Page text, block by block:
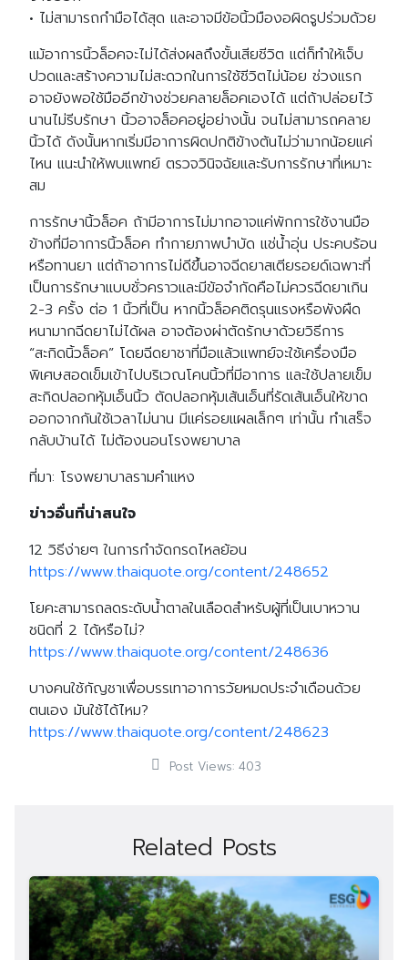
• ไม่สามารถกำมือได้สุด และอาจมีข้อนิ้วมืองอผิดรูปร่วมด้วย
แม้อาการนิ้วล็อคจะไม่ได้ส่งผลถึงขั้นเสียชีวิต แต่ก็ทำให้เจ็บ
ปวดและสร้างความไม่สะดวกในการใช้ชีวิตไม่น้อย ช่วงแรก
อาจยังพอใช้มืออีกข้างช่วยคลายล็อคเองได้ แต่ถ้าปล่อยไว้
นานไม่รีบรักษา นิ้วอาจล็อคอยู่อย่างนั้น จนไม่สามารถคลาย
นิ้วได้ ดังนั้นหากเริ่มมีอาการผิดปกติข้างต้นไม่ว่ามากน้อยแค่
ไหน แนะนำให้พบแพทย์ ตรวจวินิจฉัยและรับการรักษาที่เหมาะ
สม
การรักษานิ้วล็อค ถ้ามีอาการไม่มากอาจแค่พักการใช้งานมือ
ข้างที่มีอาการนิ้วล็อค ทำกายภาพบำบัด แช่น้ำอุ่น ประคบร้อน
หรือทานยา แต่ถ้าอาการไม่ดีขึ้นอาจฉีดยาสเตียรอยด์เฉพาะที่
เป็นการรักษาแบบชั่วคราวและมีข้อจำกัดคือไม่ควรฉีดยาเกิน
2-3 ครั้ง ต่อ 1 นิ้วที่เป็น หากนิ้วล็อคติดรุนแรงหรือพังผืด
หนามากฉีดยาไม่ได้ผล อาจต้องผ่าตัดรักษาด้วยวิธีการ
“สะกิดนิ้วล็อค” โดยฉีดยาชาที่มือแล้วแพทย์จะใช้เครื่องมือ
พิเศษสอดเข็มเข้าไปบริเวณโคนนิ้วที่มีอาการ และใช้ปลายเข็ม
สะกิดปลอกหุ้มเอ็นนิ้ว ตัดปลอกหุ้มเส้นเอ็นที่รัดเส้นเอ็นให้ขาด
ออกจากกันใช้เวลาไม่นาน มีแค่รอยแผลเล็กๆ เท่านั้น ทำเสร็จ
กลับบ้านได้ ไม่ต้องนอนโรงพยาบาล
ที่มา: โรงพยาบาลรามคำแหง
ข่าวอื่นที่น่าสนใจ
12 วิธีง่ายๆ ในการกำจัดกรดไหลย้อน
https://www.thaiquote.org/content/248652
โยคะสามารถลดระดับน้ำตาลในเลือดสำหรับผู้ที่เป็นเบาหวาน
ชนิดที่ 2 ได้หรือไม่?
https://www.thaiquote.org/content/248636
บางคนใช้กัญชาเพื่อบรรเทาอาการวัยหมดประจำเดือนด้วย
ตนเอง มันใช้ได้ไหม?
https://www.thaiquote.org/content/248623
Post Views: 403
Related Posts